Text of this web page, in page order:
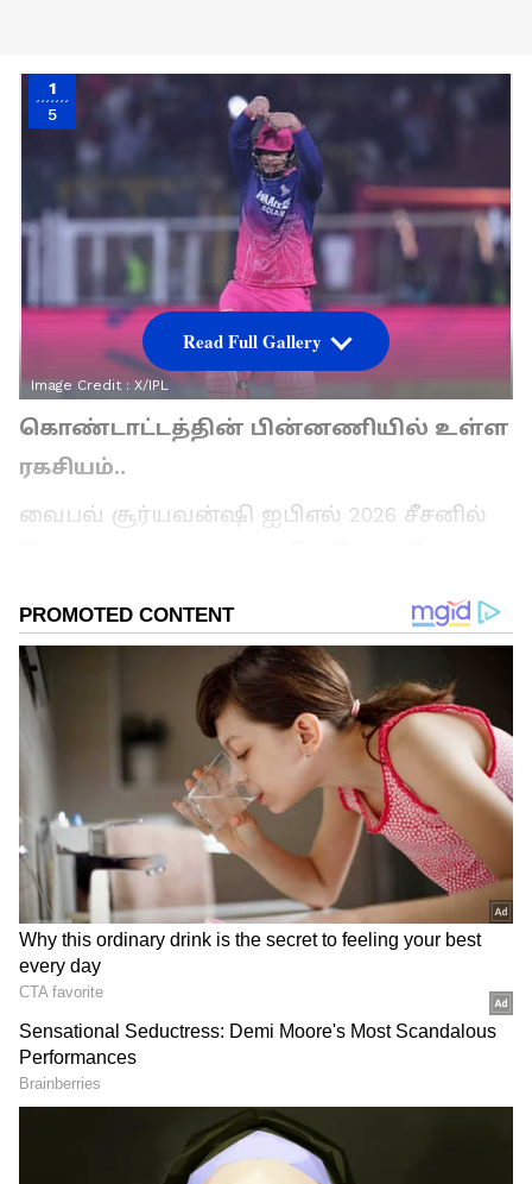
1
5
Image Credit : X/IPL
கொண்டாட்டத்தின் பின்னணியில் உள்ள
ரகசியம்..
வைபவ் சூர்யவன்ஷி ஐபிஎல் 2026 சீசனில்
எதிராக ராஜஸ்தான் ராயல்ஸ் (RR)
அணியின் இளம் நட்சத்திர வீரரான வைபவ்
சூர்யவன்ஷி ஆடிய ஆட்டம் அடுத்த
கட்டத்தில் இருந்தது. லக்னோ அணி
நிர்ணயித்த 221 ரன்கள் என்ற மிகப்பெரிய
இலக்கை, ஒரு ஓவர் மீதமிருந்த நிலையில்
ராஜஸ்தான் ராயல்ஸ் அணி எட்டியது.
இதற்கு முக்கிய காரணம் இந்த வீரரின்
அபாரமான ஆட்டமே ஆகும்.
அவர் லக்னோ பந்துவீச்சாளர்களுக்கு
எதிராக பவுண்டரிகளையும் சிக்ஸர்களையும்
தரையில் அடித்துத் திணறடித்தார். அவர்
வெறும் 38 பந்துகளில் 7 பவுண்டரிகள்
மற்றும் 10 சிக்ஸர்களுடன் 93 ரன்கள்
குவித்து, ராஜஸ்தான் ராயல்ஸ் அணிக்கு
Read Full Gallery